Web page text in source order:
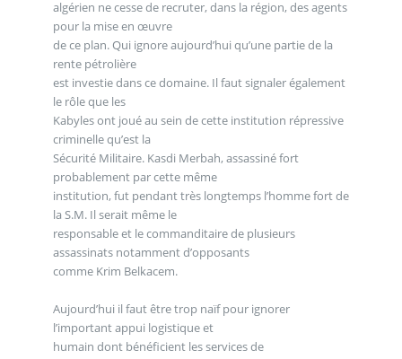
algérien ne cesse de recruter, dans la région, des agents
pour la mise en œuvre
de ce plan. Qui ignore aujourd’hui qu’une partie de la
rente pétrolière
est investie dans ce domaine. Il faut signaler également
le rôle que les
Kabyles ont joué au sein de cette institution répressive
criminelle qu’est la
Sécurité Militaire. Kasdi Merbah, assassiné fort
probablement par cette même
institution, fut pendant très longtemps l’homme fort de
la S.M. Il serait même le
responsable et le commanditaire de plusieurs
assassinats notamment d’opposants
comme Krim Belkacem.
Aujourd’hui il faut être trop naïf pour ignorer
l’important appui logistique et
humain dont bénéficient les services de